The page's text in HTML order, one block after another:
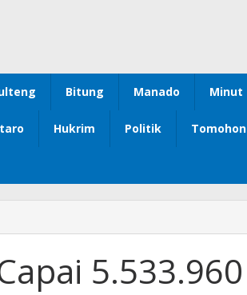
Bitung Manado Minut
Hukrim Politik Tomohon
5.533.960